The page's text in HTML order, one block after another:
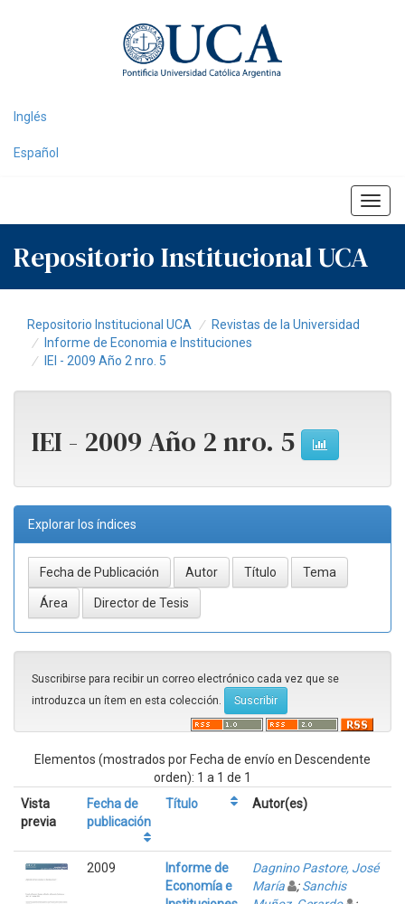
Inglés
Español
Repositorio Institucional UCA
Repositorio Institucional UCA
Revistas de la Universidad
Informe de Economia e Instituciones
IEI - 2009 Año 2 nro. 5
IEI - 2009 Año 2 nro. 5
Explorar los índices
Suscribirse para recibir un correo electrónico cada vez que se
introduzca un ítem en esta colección.
Elementos (mostrados por Fecha de envío en Descendente
orden): 1 a 1 de 1
Vista
previa
Fecha de
publicación
Título Autor(es)
2009
Informe de
Economía e
Dagnino Pastore, José
María
;Sanchis